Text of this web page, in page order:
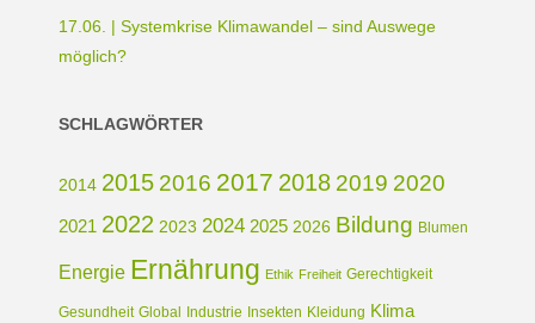
17.06. | Systemkrise Klimawandel – sind Auswege
möglich?
SCHLAGWÖRTER
2014 2015 2016 2017 2018 2019 2020
2021 2022 2023 2024 2025 2026 Bildung Blumen
Energie Ernährung Ethik Freiheit Gerechtigkeit
Gesundheit Global Industrie Insekten Kleidung Klima